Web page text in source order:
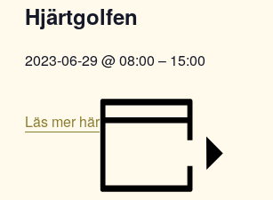
Hjärtgolfen
2023-06-29 @ 08:00 – 15:00
Läs mer här